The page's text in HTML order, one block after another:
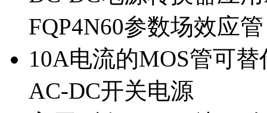
FQP4N60参数场效应
10A电流的MOS管可
AC-DC开关电源